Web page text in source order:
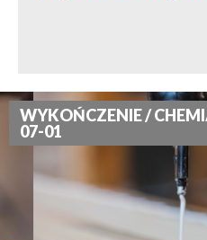
WYKOŃCZENIE /
07-01